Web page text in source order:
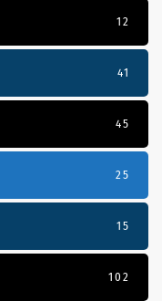
12
41
45
25
15
102